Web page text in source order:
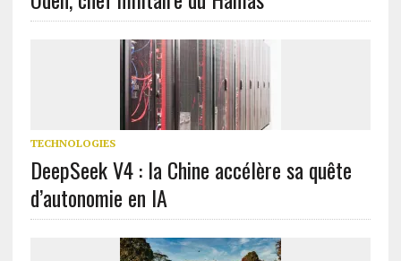
TECHNOLOGIES
DeepSeek V4 : la Chine accélère sa quête
d’autonomie en IA